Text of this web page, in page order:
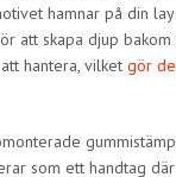
hamnar på din
att skapa djup
hantera, vilket gör
som ett handtag